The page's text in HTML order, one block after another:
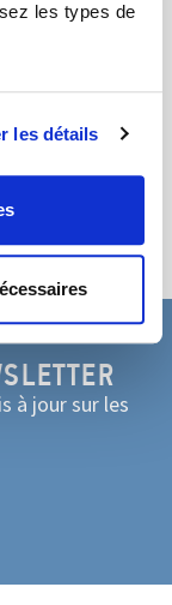
les types de
les détails
à jour sur les